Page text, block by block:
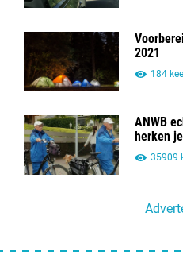
2021
184
ANWB
herken
35909